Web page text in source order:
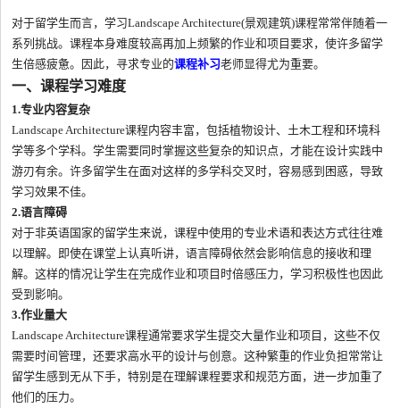
对于留学生而言，学习Landscape Architecture(景观建筑)课程常常伴随着一
系列挑战。课程本身难度较高再加上频繁的作业和项目要求，使许多留学
生倍感疲惫。因此，寻求专业的课程补习老师显得尤为重要。
一、课程学习难度
1.专业内容复杂
Landscape Architecture课程内容丰富，包括植物设计、土木工程和环境科
学等多个学科。学生需要同时掌握这些复杂的知识点，才能在设计实践中
游刃有余。许多留学生在面对这样的多学科交叉时，容易感到困惑，导致
学习效果不佳。
2.语言障碍
对于非英语国家的留学生来说，课程中使用的专业术语和表达方式往往难
以理解。即使在课堂上认真听讲，语言障碍依然会影响信息的接收和理
解。这样的情况让学生在完成作业和项目时倍感压力，学习积极性也因此
受到影响。
3.作业量大
Landscape Architecture课程通常要求学生提交大量作业和项目，这些不仅
需要时间管理，还要求高水平的设计与创意。这种繁重的作业负担常常让
留学生感到无从下手，特别是在理解课程要求和规范方面，进一步加重了
他们的压力。